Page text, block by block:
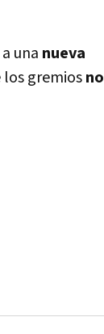
a una nueva
los gremiosno